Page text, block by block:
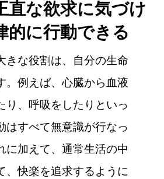
直な欲求に気づけ
的に行動できる
きな役割は、自分の生命
。例えば、心臓から血液
り、呼吸をしたりといっ
はすべて無意識が行なっ
に加えて、通常生活の中
、快楽を追求するように